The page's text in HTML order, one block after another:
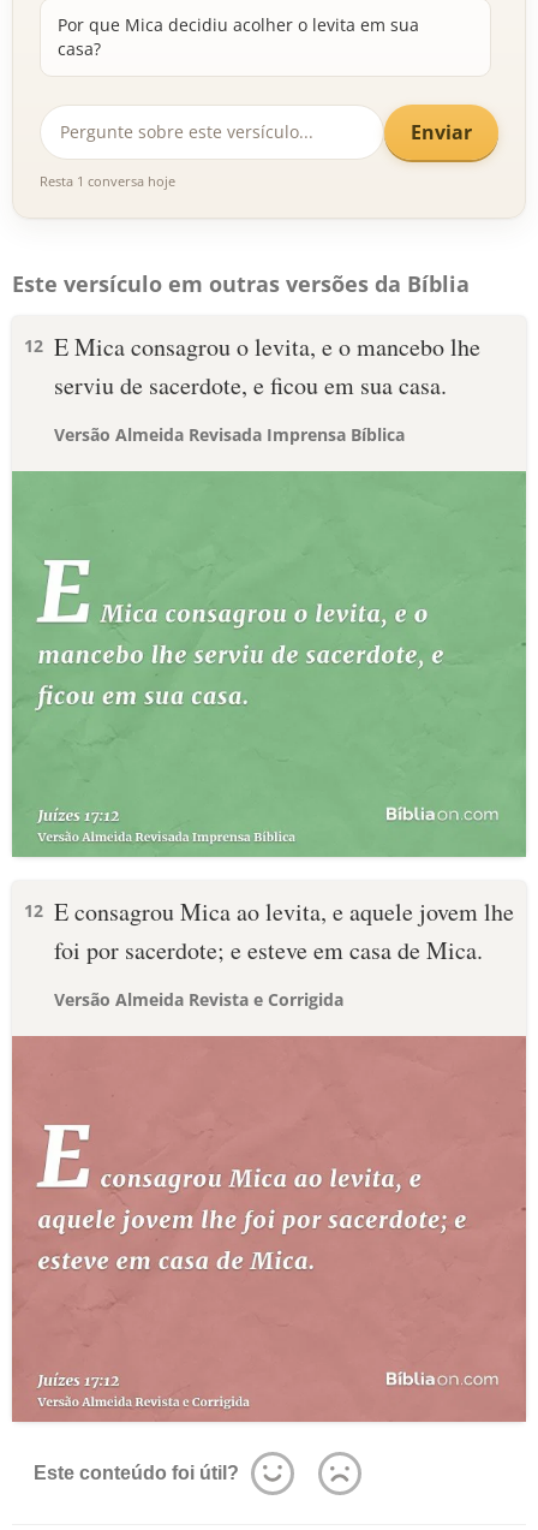
Por que Mica decidiu acolher o levita em sua
casa?
Enviar
Resta 1 conversa hoje
Este versículo em outras versões da Bíblia
12 E Mica consagrou o levita, e o mancebo lhe
serviu de sacerdote, e ficou em sua casa.
Versão Almeida Revisada Imprensa Bíblica
12 E consagrou Mica ao levita, e aquele jovem lhe
foi por sacerdote; e esteve em casa de Mica.
Versão Almeida Revista e Corrigida
Este conteúdo foi útil?